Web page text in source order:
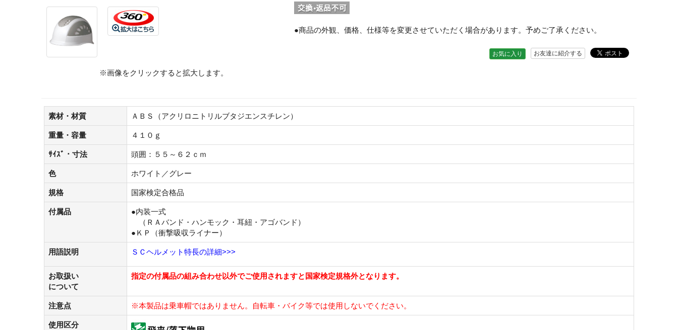
※画像をクリックすると拡大します。
●商品の外観、価格、仕様等を変更させていただく場合があります。予めご了承ください。
お友達に紹介する
お気に入り
素材・材質 ＡＢＳ（アクリロニトリルブタジエンスチレン）
重量・容量 ４１０ｇ
ｻｲｽﾞ・寸法 頭囲：５５～６２ｃｍ
色 ホワイト／グレー
規格 国家検定合格品
付属品
●内装一式
（ＲＡバンド・ハンモック・耳紐・アゴバンド）
●ＫＰ（衝撃吸収ライナー）
用語説明 ＳＣヘルメット特長の詳細>>>
お取扱い
について
指定の付属品の組み合わせ以外でご使用されますと国家検定規格外となります。
注意点 ※本製品は乗車帽ではありません。自転車・バイク等では使用しないでください。
使用区分